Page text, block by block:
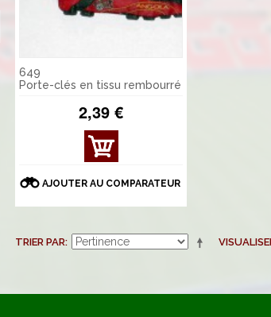
649
Porte-clés en tissu rembourré
2,39 €
AFFI
CHE
DÉT
AILS
AJOUTER AU COMPARATEUR
TRIER PAR